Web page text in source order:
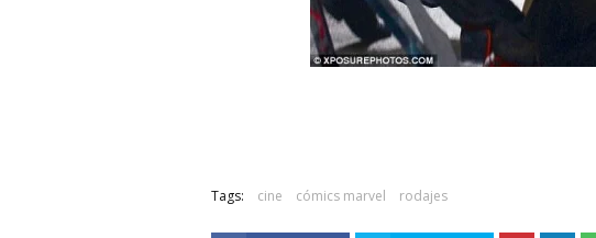
Tags: cine cómics marvel rodajes